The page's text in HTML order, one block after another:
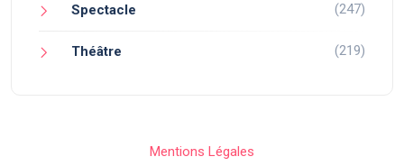
Spectacle (247)
Théâtre (219)
Mentions Légales